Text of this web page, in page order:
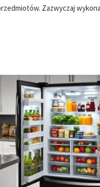
Zazwyczaj